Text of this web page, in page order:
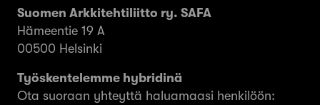
Suomen Arkkitehtiliitto ry. SAFA
Hämeentie 19 A
00500 Helsinki
Työskentelemme hybridinä
Ota suoraan yhteyttä haluamaasi henkilöön: